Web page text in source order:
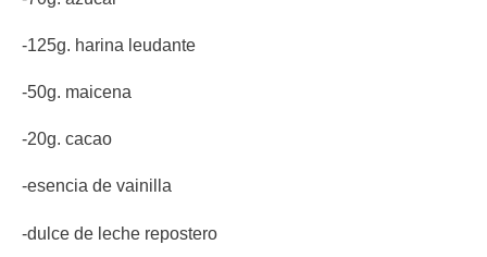
-125g. harina leudante
-50g. maicena
-20g. cacao
-esencia de vainilla
-dulce de leche repostero